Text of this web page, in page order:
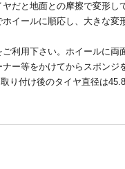
だと地面との摩擦で変形し
イールに順応し、大きな変
利用下さい。ホイールに両
ー等をかけてからスポンジ
り付け後のタイヤ直径は